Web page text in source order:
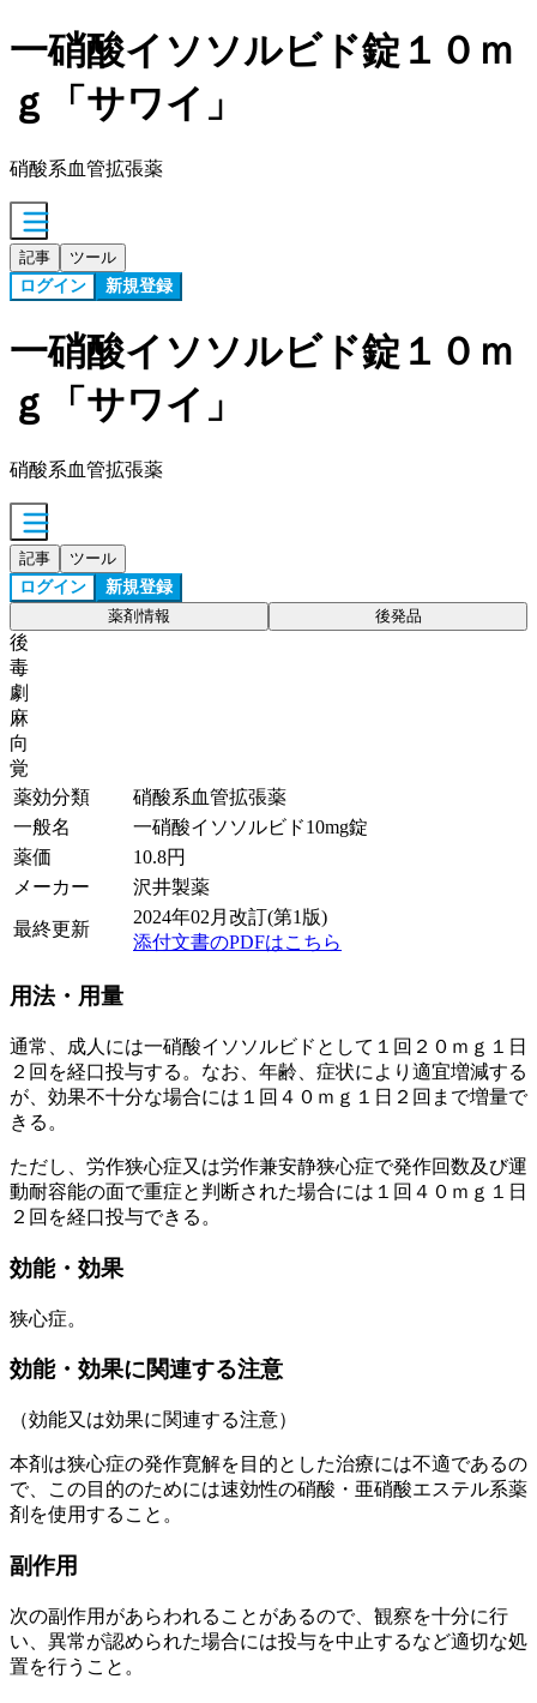
一硝酸イソソルビド錠１０ｍ
ｇ「サワイ」
硝酸系血管拡張薬
記事 ツール
ログイン 新規登録
一硝酸イソソルビド錠１０ｍ
ｇ「サワイ」
硝酸系血管拡張薬
記事 ツール
ログイン 新規登録
薬剤情報 後発品
後
毒
劇
麻
向
覚
薬効分類
硝酸系血管拡張薬
一般名
一硝酸イソソルビド10mg錠
薬価
10.8円
メーカー
沢井製薬
最終更新
2024年02月改訂(第1版)
添付文書のPDFはこちら
用法・用量
通常、成人には一硝酸イソソルビドとして１回２０ｍｇ１日
２回を経口投与する。なお、年齢、症状により適宜増減する
が、効果不十分な場合には１回４０ｍｇ１日２回まで増量で
きる。
ただし、労作狭心症又は労作兼安静狭心症で発作回数及び運
動耐容能の面で重症と判断された場合には１回４０ｍｇ１日
２回を経口投与できる。
効能・効果
狭心症。
効能・効果に関連する注意
（効能又は効果に関連する注意）
本剤は狭心症の発作寛解を目的とした治療には不適であるの
で、この目的のためには速効性の硝酸・亜硝酸エステル系薬
剤を使用すること。
副作用
次の副作用があらわれることがあるので、観察を十分に行
い、異常が認められた場合には投与を中止するなど適切な処
置を行うこと。